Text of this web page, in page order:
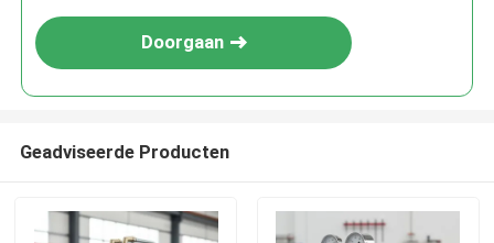
Doorgaan
Geadviseerde Producten